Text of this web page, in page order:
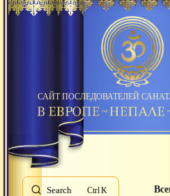
САЙТ ПОСЛЕДОВАТЕЛЕЙ
Search K